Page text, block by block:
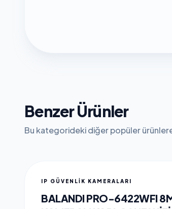
Benzer Ürünler
Bu kategorideki diğer popüler
IP GÜVENLİK KAMERALARI
BALANDI PRO-6422WFI